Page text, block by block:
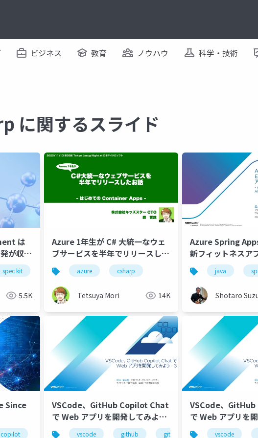
ビジネス 教育 ノウハウ 科学・技術
に関するスライド
は
が収束
spec kit sdd 仕様駆動開発 codex
5.5K
Azure 1年生が C# 大統一なウェ
ブサービスを半年でリリースした
お話
azure csharp
Tetsuya Mori 14K
Azure Spring
新フィットネスア
Azure OpenAI
アシスタント追加
java
Shotaro
Since
github copilot chat openai codex java .net
VSCode、GitHub Copilot Chat
で Web アプリを開発してみよう
- 3
vscode github github copilot github
VSCode、
で Web アプリを開発してみよう
- 2
vscode